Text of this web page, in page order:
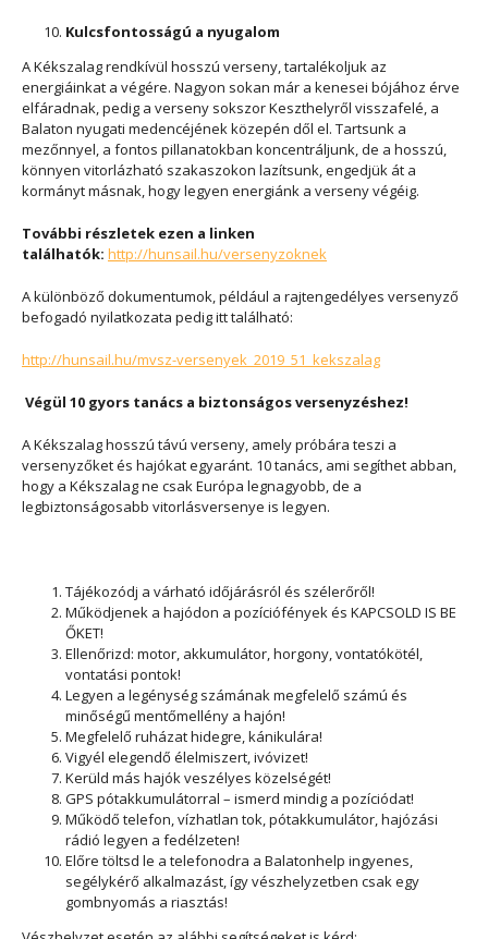
Kulcsfontosságú a nyugalom
A Kékszalag rendkívül hosszú verseny, tartalékoljuk az
energiáinkat a végére. Nagyon sokan már a kenesei bójához érve
elfáradnak, pedig a verseny sokszor Keszthelyről visszafelé, a
Balaton nyugati medencéjének közepén dől el. Tartsunk a
mezőnnyel, a fontos pillanatokban koncentráljunk, de a hosszú,
könnyen vitorlázható szakaszokon lazítsunk, engedjük át a
kormányt másnak, hogy legyen energiánk a verseny végéig.
További részletek ezen a linken
találhatók: http://hunsail.hu/versenyzoknek
A különböző dokumentumok, például a rajtengedélyes versenyző
befogadó nyilatkozata pedig itt található:
http://hunsail.hu/mvsz-versenyek_2019_51_kekszalag
Végül 10 gyors tanács a biztonságos versenyzéshez!
A Kékszalag hosszú távú verseny, amely próbára teszi a
versenyzőket és hajókat egyaránt. 10 tanács, ami segíthet abban,
hogy a Kékszalag ne csak Európa legnagyobb, de a
legbiztonságosabb vitorlásversenye is legyen.
Tájékozódj a várható időjárásról és szélerőről!
Működjenek a hajódon a pozíciófények és KAPCSOLD IS BE
ŐKET!
Ellenőrizd: motor, akkumulátor, horgony, vontatókötél,
vontatási pontok!
Legyen a legénység számának megfelelő számú és
minőségű mentőmellény a hajón!
Megfelelő ruházat hidegre, kánikulára!
Vigyél elegendő élelmiszert, ivóvizet!
Kerüld más hajók veszélyes közelségét!
GPS pótakkumulátorral – ismerd mindig a pozíciódat!
Működő telefon, vízhatlan tok, pótakkumulátor, hajózási
rádió legyen a fedélzeten!
Előre töltsd le a telefonodra a Balatonhelp ingyenes,
segélykérő alkalmazást, így vészhelyzetben csak egy
gombnyomás a riasztás!